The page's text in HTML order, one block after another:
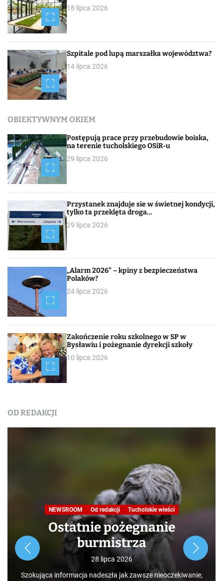
18 lipca 2026
Szpitale pod lupą marszałka województwa?
14 lipca 2026
OBIEKTYWNYM OKIEM
Postępują prace przy przebudowie boiska,
na terenie tucholskiego OSiR-u
29 lipca 2026
Przystanek znajduje sie w świetnej kondycji,
tylko ta przeklęta droga…
29 lipca 2026
„Alarm 2026” – kpiny z bezpieczeństwa
Polaków?
24 lipca 2026
Zakończenie roku szkolnego w SP w
Bysławiu i pożegnanie dyrekcji szkoły
10 lipca 2026
OD REDAKCJI
Podróże małe i duże. Ścieżka
przyrodniczo-dydaktyczna
„Jelenia Wyspa”
24 lipca 2026
Rozpoczynamy nowy cykl opowieści zarówno dla turystów,
jak i mieszkańców, którzy niekoniecznie muszą podróżować
po świecie. Mamy niezwykłe szczęście żyć w Borach
Tucholskich i korzystać i to w dodatku za darmo z tego, co